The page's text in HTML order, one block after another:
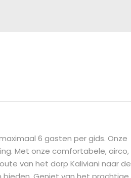
6 gasten per gids. Onze
Met onze comfortabele, airco,
van het dorp Kaliviani naar de